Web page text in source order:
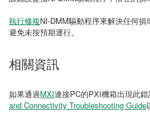
執行修複NI-DMM驅動程序來解決任何
避免未按預期運行。
相關資訊
如果通過MXI連接PC的PXI機箱出現此
and Connectivity Troubleshooting Guide